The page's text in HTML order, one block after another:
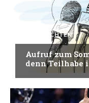
NACHRICHTEN
Aufruf zum
denn Teilhabe